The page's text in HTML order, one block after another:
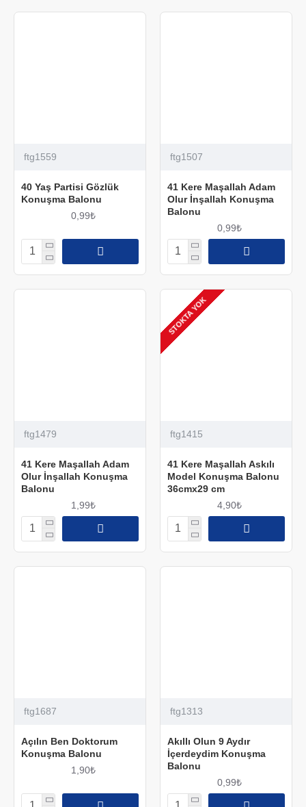
ftg1559
40 Yaş Partisi Gözlük
Konuşma Balonu
0,99₺
ftg1507
41 Kere Maşallah Adam
Olur İnşallah Konuşma
Balonu
0,99₺
ftg1479
41 Kere Maşallah Adam
Olur İnşallah Konuşma
Balonu
1,99₺
STOKTA YOK
ftg1415
41 Kere Maşallah Askılı
Model Konuşma Balonu
36cmx29 cm
4,90₺
ftg1687
Açılın Ben Doktorum
Konuşma Balonu
1,90₺
ftg1313
Akıllı Olun 9 Aydır
İçerdeydim Konuşma
Balonu
0,99₺